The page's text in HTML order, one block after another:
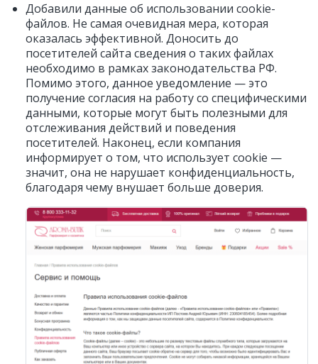
Добавили данные об использовании cookie-
файлов. Не самая очевидная мера, которая
оказалась эффективной. Доносить до
посетителей сайта сведения о таких файлах
необходимо в рамках законодательства РФ.
Помимо этого, данное уведомление — это
получение согласия на работу со специфическими
данными, которые могут быть полезными для
отслеживания действий и поведения
посетителей. Наконец, если компания
информирует о том, что использует cookie —
значит, она не нарушает конфиденциальность,
благодаря чему внушает больше доверия.